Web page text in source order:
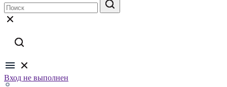
Вход не выполнен